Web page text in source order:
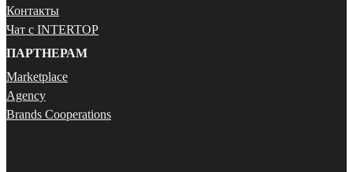
Контакты
Чат с INTERTOP
ПАРТНЕРАМ
Marketplace
Agency
Brands Cooperations